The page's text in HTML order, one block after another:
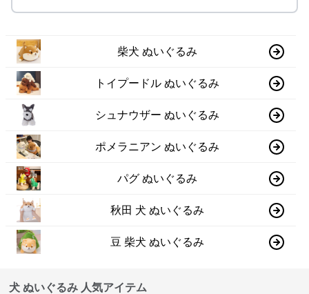
柴犬 ぬいぐるみ
トイプードル ぬいぐるみ
シュナウザー ぬいぐるみ
ポメラニアン ぬいぐるみ
パグ ぬいぐるみ
秋田 犬 ぬいぐるみ
豆 柴犬 ぬいぐるみ
犬 ぬいぐるみ 人気アイテム